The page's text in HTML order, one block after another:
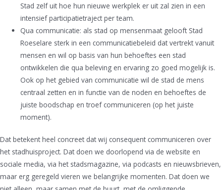
Stad zelf uit hoe hun nieuwe werkplek er uit zal zien in een
intensief participatietraject per team.
Qua communicatie: als stad op mensenmaat gelooft Stad
Roeselare sterk in een communicatiebeleid dat vertrekt vanuit
mensen en wil op basis van hun behoeftes een stad
ontwikkelen die qua beleving en ervaring zo goed mogelijk is.
Ook op het gebied van communicatie wil de stad de mens
centraal zetten en in functie van de noden en behoeftes de
juiste boodschap en troef communiceren (op het juiste
moment).
Dat betekent heel concreet dat wij consequent communiceren over
het stadhuisproject. Dat doen we doorlopend via de website en
sociale media, via het stadsmagazine, via podcasts en nieuwsbrieven,
maar erg geregeld vieren we belangrijke momenten. Dat doen we